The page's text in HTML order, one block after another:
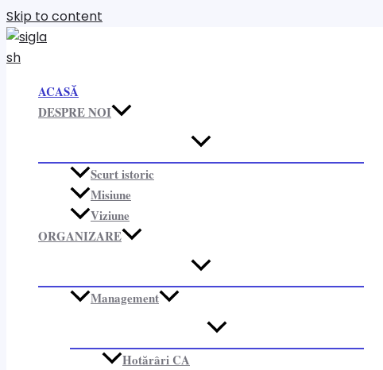
Skip to content
ACASĂ
DESPRE NOI
Scurt istoric
Misiune
Viziune
ORGANIZARE​
Management
Hotărâri CA